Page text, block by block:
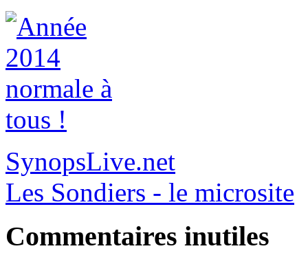
SynopsLive.net
Les Sondiers - le microsite
Commentaires inutiles